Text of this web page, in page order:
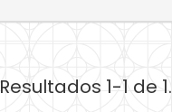
Resultados 1-1 de 1.